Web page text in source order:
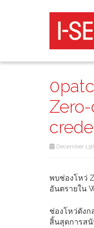
December
พบช่องโหว่
อันตรายใน
ช่องโหว่ดัง
สิ้นสุดการส